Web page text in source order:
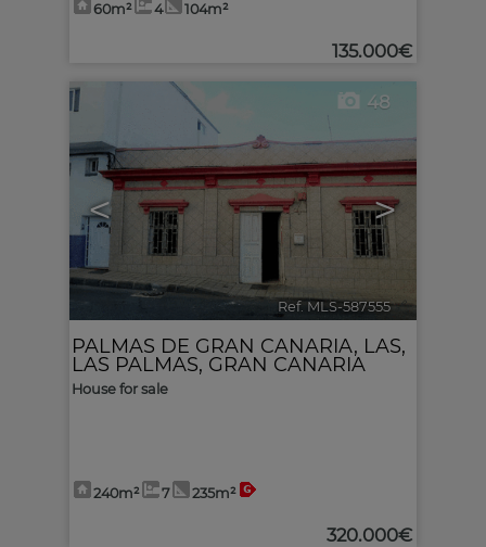
60m² 4 104m²
135.000€
< >
48
Ref. MLS-587555 🔗
PALMAS DE GRAN CANARIA, LAS,
LAS PALMAS, GRAN CANARIA
House for sale
240m² 7 235m²
320.000€